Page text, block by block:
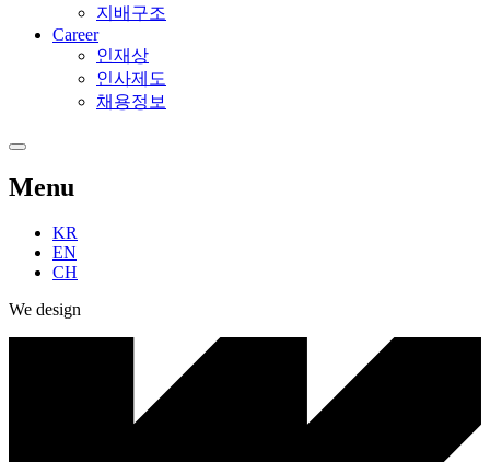
지배구조
Career
인재상
인사제도
채용정보
Menu
KR
EN
CH
We design